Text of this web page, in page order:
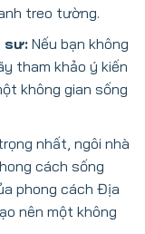
treo tường.
sư:Nếu bạn không
tham khảo ý kiến
không gian sống
nhất, ngôi nhà
cách sống
phong cách Địa
nên một không